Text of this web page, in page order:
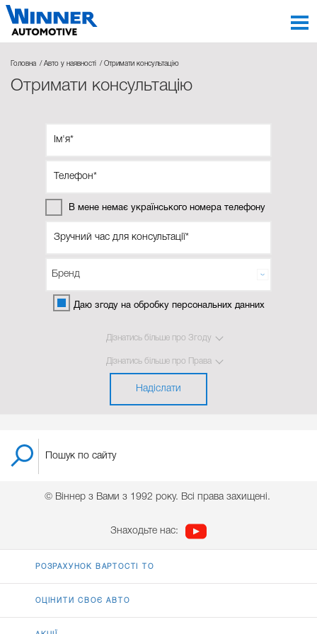
Головна Авто у наявності Отримати консультацію
Отримати консультацію
В мене немає українського номера телефону
Даю згоду на обробку персональних данних
Дізнатись більше про Згоду
Дізнатись більше про Права
Надіслати
© Віннер з Вами з 1992 року. Всі права захищені.
Знаходьте нас:
РОЗРАХУНОК ВАРТОСТІ ТО
ОЦІНИТИ СВОЄ АВТО